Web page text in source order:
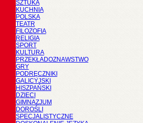
SZTUKA
KUCHNIA
POLSKA
TEATR
FILOZOFIA
RELIGIA
SPORT
KULTURA
PRZEKŁADOZNAWSTWO
GRY
PODRĘCZNIKI
GALICYJSKI
HISZPAŃSKI
DZIECI
GIMNAZJUM
DOROŚLI
SPECJALISTYCZNE